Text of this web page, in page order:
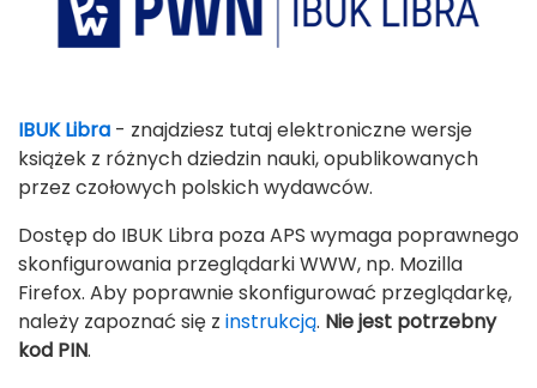
IBUK Libra - znajdziesz tutaj elektroniczne wersje
książek z różnych dziedzin nauki, opublikowanych
przez czołowych polskich wydawców.
Dostęp do IBUK Libra poza APS wymaga poprawnego
skonfigurowania przeglądarki WWW, np. Mozilla
Firefox. Aby poprawnie skonfigurować przeglądarkę,
należy zapoznać się z instrukcją. Nie jest potrzebny
kod PIN.